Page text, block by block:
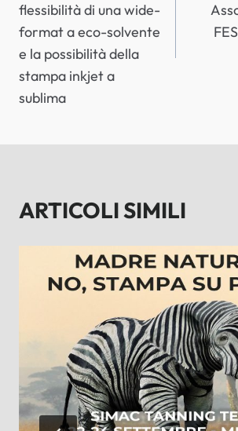
flessibilità di una wide-
format a eco-solvente
e la possibilità della
stampa inkjet a
sublima
ARTICOLI SIMILI